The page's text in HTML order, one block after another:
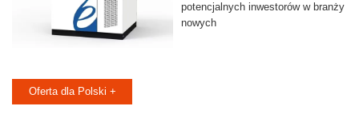
potencjalnych inwestorów w branży
nowych
Oferta dla Polski +